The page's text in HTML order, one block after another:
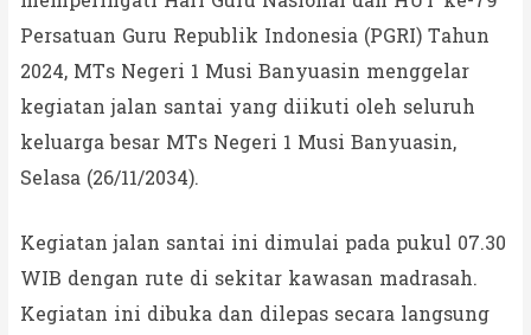
Persatuan Guru Republik Indonesia (PGRI) Tahun
2024, MTs Negeri 1 Musi Banyuasin menggelar
kegiatan jalan santai yang diikuti oleh seluruh
keluarga besar MTs Negeri 1 Musi Banyuasin,
Selasa (26/11/2034).
Kegiatan jalan santai ini dimulai pada pukul 07.30
WIB dengan rute di sekitar kawasan madrasah.
Kegiatan ini dibuka dan dilepas secara langsung